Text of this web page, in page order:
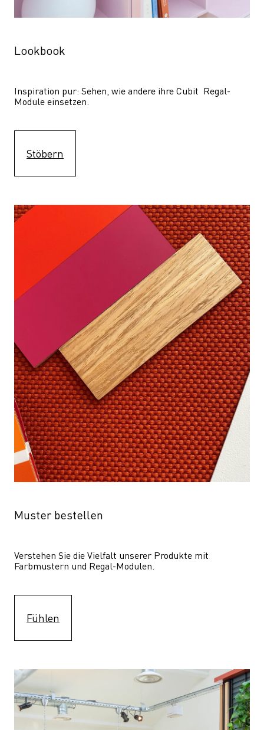
Lookbook
Inspiration pur: Sehen, wie andere ihre Cubit  Regal-
Module einsetzen.
Stöbern
Muster bestellen
Verstehen Sie die Vielfalt unserer Produkte mit
Farbmustern und Regal-Modulen.
Fühlen